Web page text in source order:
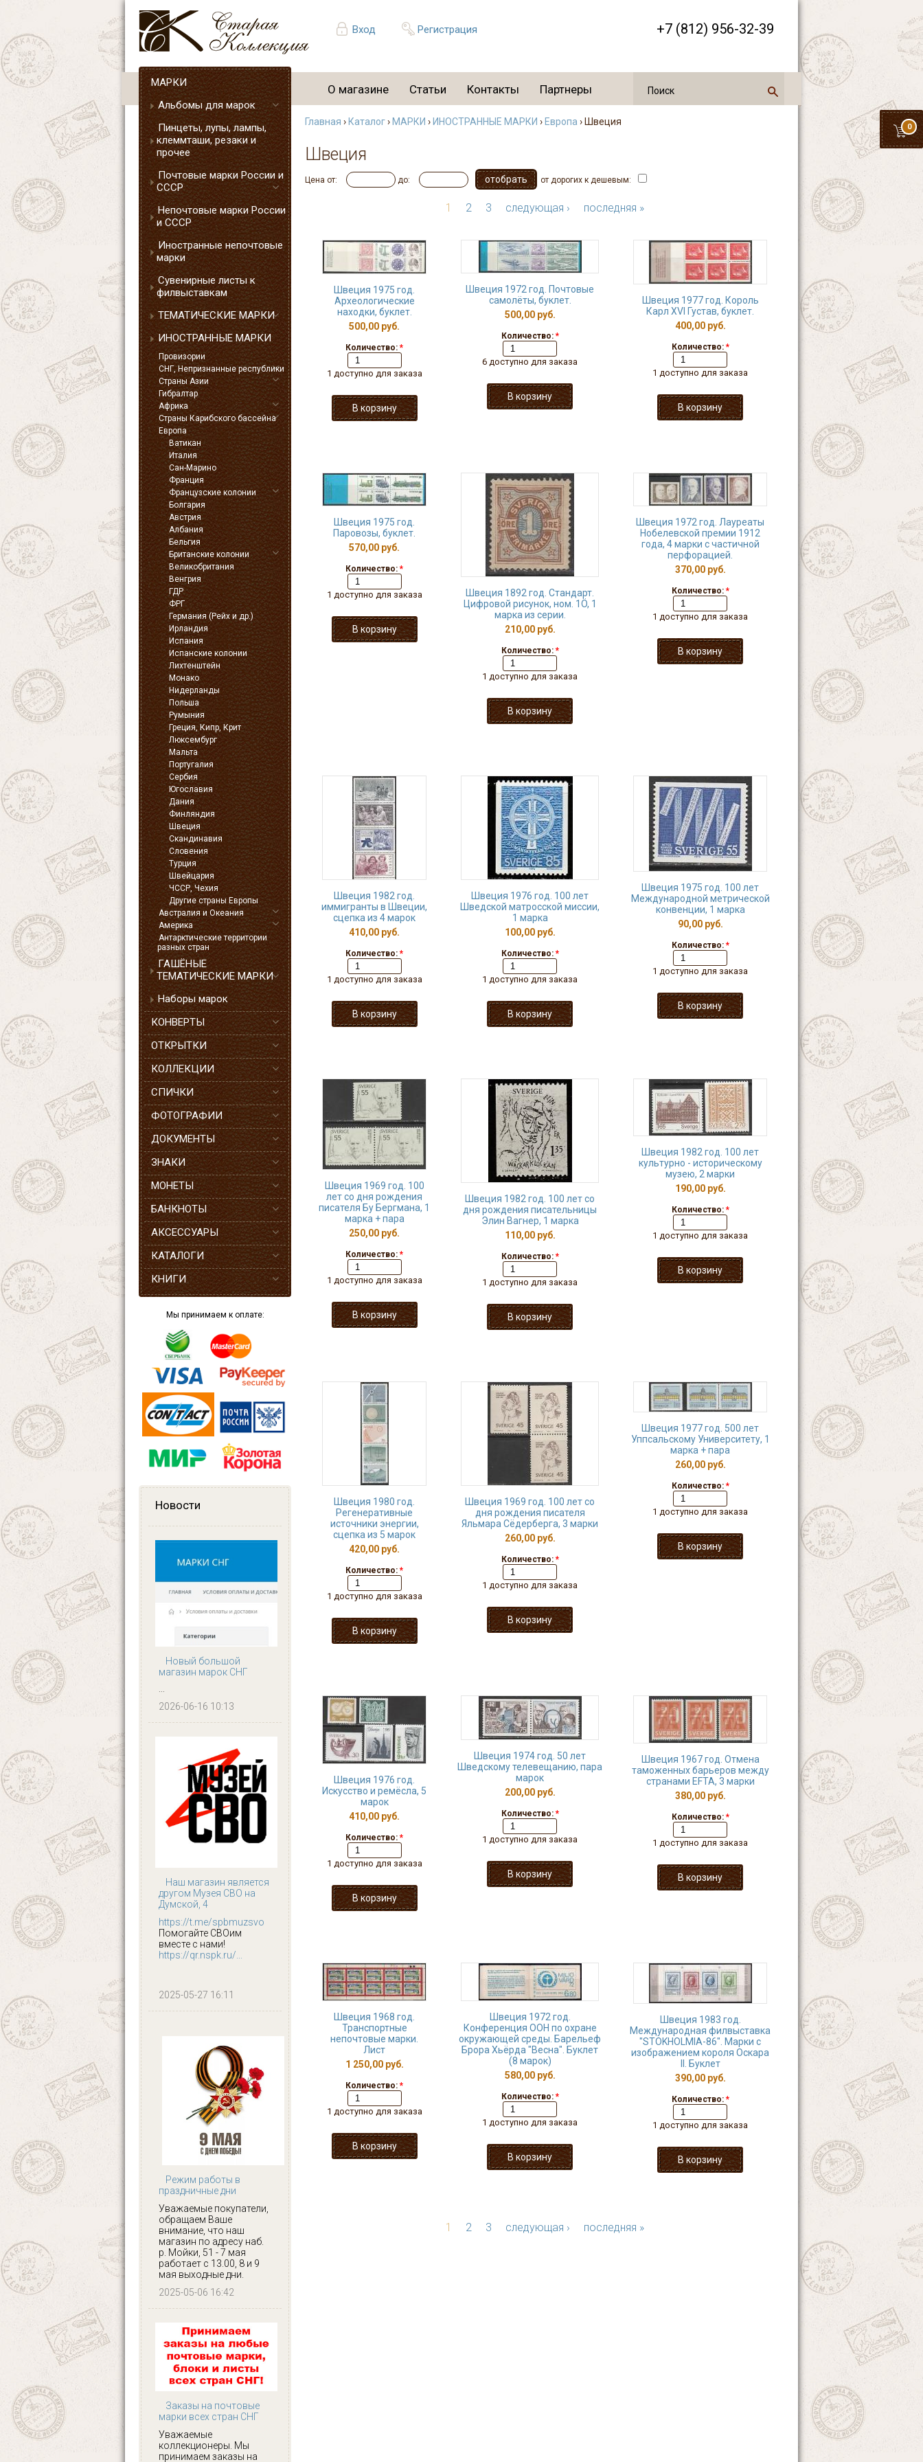
Вход Регистрация +7 (812) 956-32-39
0
О магазине Статьи Контакты Партнеры
МАРКИ
Альбомы для марок
Пинцеты, лупы, лампы,
клеммташи, резаки и
прочее
Почтовые марки России и
СССР
Непочтовые марки России
и СССР
Иностранные непочтовые
марки
Сувенирные листы к
филвыставкам
ТЕМАТИЧЕСКИЕ МАРКИ
ИНОСТРАННЫЕ МАРКИ
Провизории
СНГ, Непризнанные республики
Страны Азии
Гибралтар
Африка
Страны Карибского бассейна
Европа
Ватикан
Италия
Сан-Марино
Франция
Французские колонии
Болгария
Австрия
Албания
Бельгия
Британские колонии
Великобритания
Венгрия
ГДР
ФРГ
Германия (Рейх и др.)
Ирландия
Испания
Испанские колонии
Лихтенштейн
Монако
Нидерланды
Польша
Румыния
Греция, Кипр, Крит
Люксембург
Мальта
Португалия
Сербия
Югославия
Дания
Финляндия
Швеция
Скандинавия
Словения
Турция
Швейцария
ЧССР, Чехия
Другие страны Европы
Австралия и Океания
Америка
Антарктические территории
разных стран
ГАШЁНЫЕ
ТЕМАТИЧЕСКИЕ МАРКИ
Наборы марок
КОНВЕРТЫ
ОТКРЫТКИ
КОЛЛЕКЦИИ
СПИЧКИ
ФОТОГРАФИИ
ДОКУМЕНТЫ
ЗНАКИ
МОНЕТЫ
БАНКНОТЫ
АКСЕССУАРЫ
КАТАЛОГИ
КНИГИ
Мы принимаем к оплате:
Новости
Новый большой
магазин марок СНГ
...
2026-06-16 10:13
Наш магазин является
другом Музея СВО на
Думской, 4
https://t.me/spbmuzsvo
Помогайте СВОим
вместе с нами!
https://qr.nspk.ru/...
2025-05-27 16:11
Режим работы в
праздничные дни
Уважаемые покупатели,
обращаем Ваше
внимание, что наш
магазин по адресу наб.
р. Мойки, 51 - 7 мая
работает с 13.00, 8 и 9
мая выходные дни.
2025-05-06 16:42
Заказы на почтовые
марки всех стран СНГ
Уважаемые
коллекционеры. Мы
принимаем заказы на
Главная › Каталог› МАРКИ › ИНОСТРАННЫЕ МАРКИ › Европа › Швеция
Швеция
Цена от: до: от дорогих к дешевым:
1 2 3 следующая › последняя »
Швеция 1975 год.
Археологические
находки, буклет.
500,00 руб.
Количество: *
1 доступно для заказа
Швеция 1972 год. Почтовые
самолёты, буклет.
500,00 руб.
Количество: *
6 доступно для заказа
Швеция 1977 год. Король
Карл XVI Густав, буклет.
400,00 руб.
Количество: *
1 доступно для заказа
Швеция 1975 год.
Паровозы, буклет.
570,00 руб.
Количество: *
1 доступно для заказа
Швеция 1892 год. Стандарт.
Цифровой рисунок, ном. 1Ö, 1
марка из серии.
210,00 руб.
Количество: *
1 доступно для заказа
Швеция 1972 год. Лауреаты
Нобелевской премии 1912
года, 4 марки с частичной
перфорацией.
370,00 руб.
Количество: *
1 доступно для заказа
Швеция 1982 год.
иммигранты в Швеции,
сцепка из 4 марок
410,00 руб.
Количество: *
1 доступно для заказа
Швеция 1976 год. 100 лет
Шведской матросской миссии,
1 марка
100,00 руб.
Количество: *
1 доступно для заказа
Швеция 1975 год. 100 лет
Международной метрической
конвенции, 1 марка
90,00 руб.
Количество: *
1 доступно для заказа
Швеция 1969 год. 100
лет со дня рождения
писателя Бу Бергмана, 1
марка + пара
250,00 руб.
Количество: *
1 доступно для заказа
Швеция 1982 год. 100 лет со
дня рождения писательницы
Элин Вагнер, 1 марка
110,00 руб.
Количество: *
1 доступно для заказа
Швеция 1982 год. 100 лет
культурно - историческому
музею, 2 марки
190,00 руб.
Количество: *
1 доступно для заказа
Швеция 1980 год.
Регенеративные
источники энергии,
сцепка из 5 марок
420,00 руб.
Количество: *
1 доступно для заказа
Швеция 1969 год. 100 лет со
дня рождения писателя
Яльмара Сёдерберга, 3 марки
260,00 руб.
Количество: *
1 доступно для заказа
Швеция 1977 год. 500 лет
Уппсальскому Университету, 1
марка + пара
260,00 руб.
Количество: *
1 доступно для заказа
Швеция 1976 год.
Искусство и ремёсла, 5
марок
410,00 руб.
Количество: *
1 доступно для заказа
Швеция 1974 год. 50 лет
Шведскому телевещанию, пара
марок
200,00 руб.
Количество: *
1 доступно для заказа
Швеция 1967 год. Отмена
таможенных барьеров между
странами EFTA, 3 марки
380,00 руб.
Количество: *
1 доступно для заказа
Швеция 1968 год.
Транспортные
непочтовые марки.
Лист
1 250,00 руб.
Количество: *
1 доступно для заказа
Швеция 1972 год.
Конференция ООН по охране
окружающей среды. Барельеф
Брора Хьёрда "Весна". Буклет
(8 марок)
580,00 руб.
Количество: *
1 доступно для заказа
Швеция 1983 год.
Международная филвыставка
"STOKHOLMIA-86". Марки с
изображением короля Оскара
II. Буклет
390,00 руб.
Количество: *
1 доступно для заказа
1 2 3 следующая › последняя »